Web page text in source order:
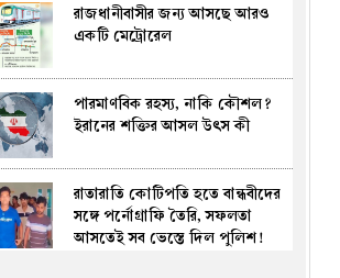
মির্জা ফখরুলই কি বঙ্গভবনের নতুন
বাসিন্দা হচ্ছেন?
নারী আসনের এমপিকে আসিফ
মাহমুদের আইনি নোটিশ
শিল্পীর ওপর হামলা নিয়ে ইথুন বাবুর
ক্ষোভ: “স্টেজে সহিংসতা মানে
জাতির লজ্জা”
রাজধানীবাসীর জন্য আসছে আরও
একটি মেট্রোরেল
পারমাণবিক রহস্য, নাকি কৌশল?
ইরানের শক্তির আসল উৎস কী
রাতারাতি কোটিপতি হতে বান্ধবীদের
সঙ্গে পর্নোগ্রাফি তৈরি, সফলতা
আসতেই সব ভেস্তে দিল পুলিশ!